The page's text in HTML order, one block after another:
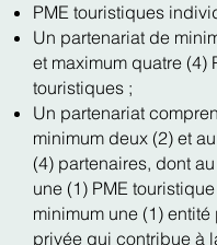
PME touristiques
Un partenariat de
et maximum quatre (4)
touristiques ;
Un partenariat
minimum deux (2) et
(4) partenaires, dont
une (1) PME
minimum une (1)
privée qui contribue à